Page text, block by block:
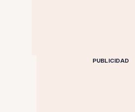
PUBLICIDAD